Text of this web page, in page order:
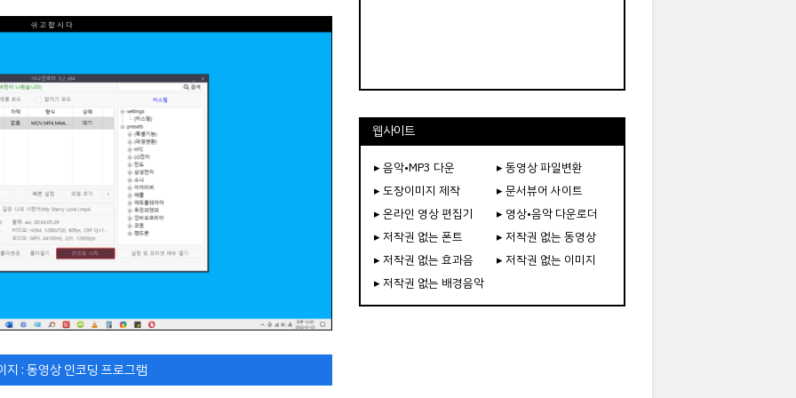
지 : 동영상 인코딩 프로그램
웹사이트
▸ 음악•MP3 다운
▸ 동영상 파일변환
▸ 도장이미지 제작
▸ 문서뷰어 사이트
▸ 온라인 영상 편집기
▸ 영상•음악 다운로더
▸ 저작권 없는 폰트
▸ 저작권 없는 동영상
▸ 저작권 없는 효과음
▸ 저작권 없는 이미지
▸ 저작권 없는 배경음악